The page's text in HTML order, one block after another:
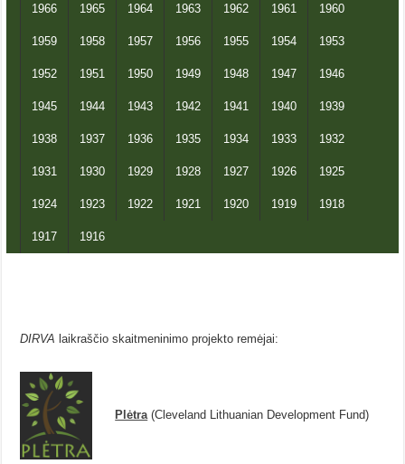
1966 1965 1964 1963 1962 1961 1960
1959 1958 1957 1956 1955 1954 1953
1952 1951 1950 1949 1948 1947 1946
1945 1944 1943 1942 1941 1940 1939
1938 1937 1936 1935 1934 1933 1932
1931 1930 1929 1928 1927 1926 1925
1924 1923 1922 1921 1920 1919 1918
1917 1916
DIRVA laikraščio skaitmeninimo projekto remėjai:
Plėtra (Cleveland Lithuanian Development Fund)